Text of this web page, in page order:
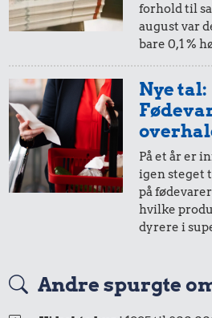
0,32 kr.
Syltede
rødbeder
0,36 kr.
1 liter mælk
forhold til
august var
bare 0,1 %
Nye tal:
På et år er
igen steget
på
hvilke
dyrere i
Andre spurgte